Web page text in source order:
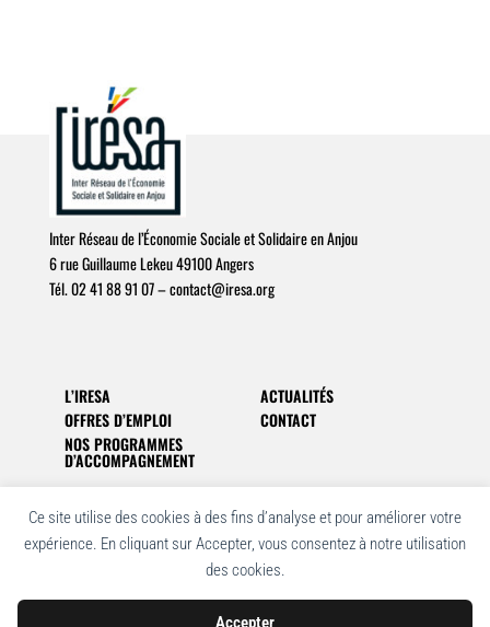
Ce site utilise des cookies à des fins d’analyse et pour améliorer votre
expérience. En cliquant sur Accepter, vous consentez à notre utilisation
des cookies.
Accepter
Inter Réseau de l’Économie Sociale et Solidaire en Anjou
6 rue Guillaume Lekeu 49100 Angers
Tél. 02 41 88 91 07 –contact@iresa.org
L’IRESA
ACTUALITÉS
OFFRES D’EMPLOI
CONTACT
NOS PROGRAMMES
D’ACCOMPAGNEMENT